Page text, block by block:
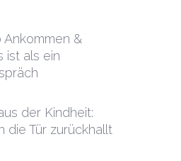
&
ist als ein
der Kindheit:
die Tür zurückhallt